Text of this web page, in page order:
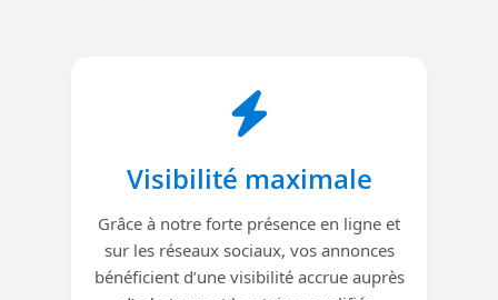
Visibilité maximale
Grâce à notre forte présence en ligne et
sur les réseaux sociaux, vos annonces
bénéficient d’une visibilité accrue auprès